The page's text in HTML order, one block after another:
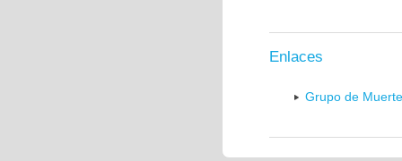
Enlaces
Grupo de